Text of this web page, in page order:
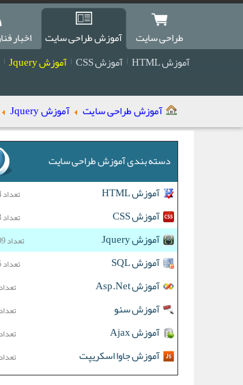
طراحی سایت آموزش طراحی سایت اخبار
آموزش HTML
آموزش CSS آموزش Jquery
آموزش طراحی سایت آموزش Jquery
دسته بندی آموزش طراحی سایت
آموزش HTML
تعداد 34 مقاله
آموزش CSS تعداد 23 مقاله
آموزش Jquery تعداد 109 مقاله
آموزش SQL تعداد 65 مقاله
آموزش Asp.Net تعداد 0 مقاله
آموزش سئو تعداد 2 مقاله
آموزش Ajax تعداد 2 مقاله
آموزش جاوا اسکریپت تعداد 0 مقاله